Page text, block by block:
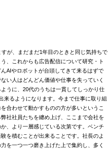
が、まだまだ1年目のときと同じ気持ちで
、これからも広告配信について研究・ト
AIやロボットが台頭してきて来るはずで
い人はどんどん価値や仕事を失っていく
うに、20代のうちは一貫してしっかり仕
来るようになります。今まで仕事に取り組
合わせて動かすものの方が多いというこ
社社員たちを纏め上げ、ここまで会社を
、より一層感じている次第です。ベンチ
を積むことが出来ることです。社長のよ
を一つ一つ磨き上げた上で集約し、多く